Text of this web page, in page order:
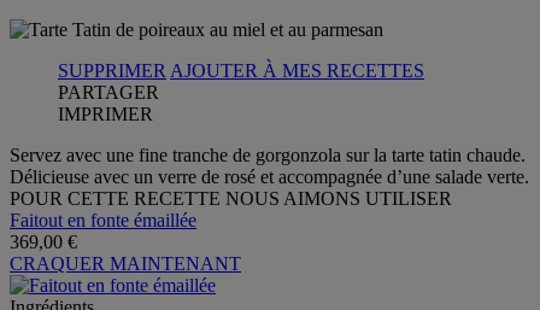
SUPPRIMER AJOUTER À MES RECETTES
PARTAGER
IMPRIMER
Servez avec une fine tranche de gorgonzola sur la tarte tatin chaude.
Délicieuse avec un verre de rosé et accompagnée d’une salade verte.
POUR CETTE RECETTE NOUS AIMONS UTILISER
Faitout en fonte émaillée
369,00 €
CRAQUER MAINTENANT